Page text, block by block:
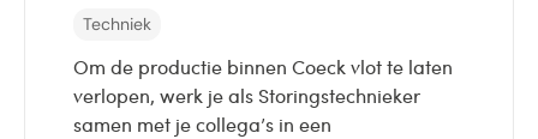
Techniek
Om de productie binnen Coeck vlot te laten
verlopen, werk je als Storingstechnieker
samen met je collega’s in een